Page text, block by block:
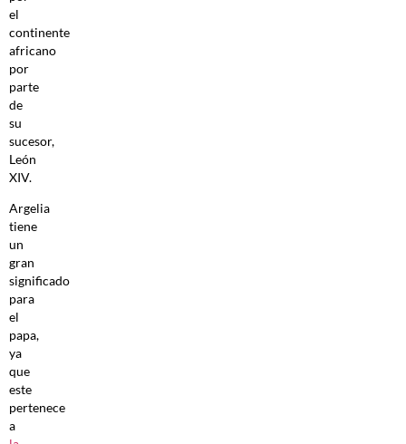
el
continente
africano
por
parte
de
su
sucesor,
León
XIV.
Argelia
tiene
un
gran
significado
para
el
papa,
ya
que
este
pertenece
a